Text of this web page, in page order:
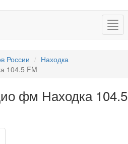
России
Находка
104.5 FM
фм Находка 104.5